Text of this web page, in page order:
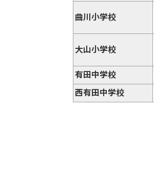
曲川小学校
大山小学校
有田中学校
西有田中学校